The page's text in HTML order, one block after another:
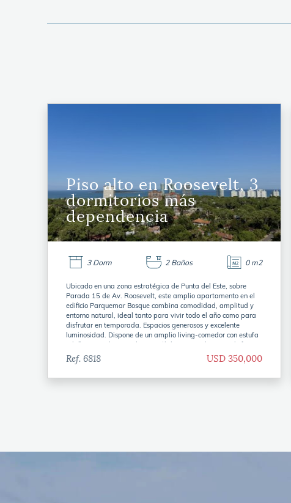
Piso alto en Roosevelt, 3
dormitorios más
dependencia
3 Dorm 2 Baños 0 m2
Ubicado en una zona estratégica de Punta del Este, sobre
Parada 15 de Av. Roosevelt, este amplio apartamento en el
edificio Parquemar Bosque combina comodidad, amplitud y
entorno natural, ideal tanto para vivir todo el año como para
disfrutar en temporada. Espacios generosos y excelente
luminosidad. Dispone de un amplio living-comedor con estufa
a leña, creando un ambiente cálido y acogedor para disfrutar
en cualquier época del año. Desde allí se accede a una terraza
balcón con parrillero. La cocina es definida con lavadero y
Ref. 6818 USD 350,000